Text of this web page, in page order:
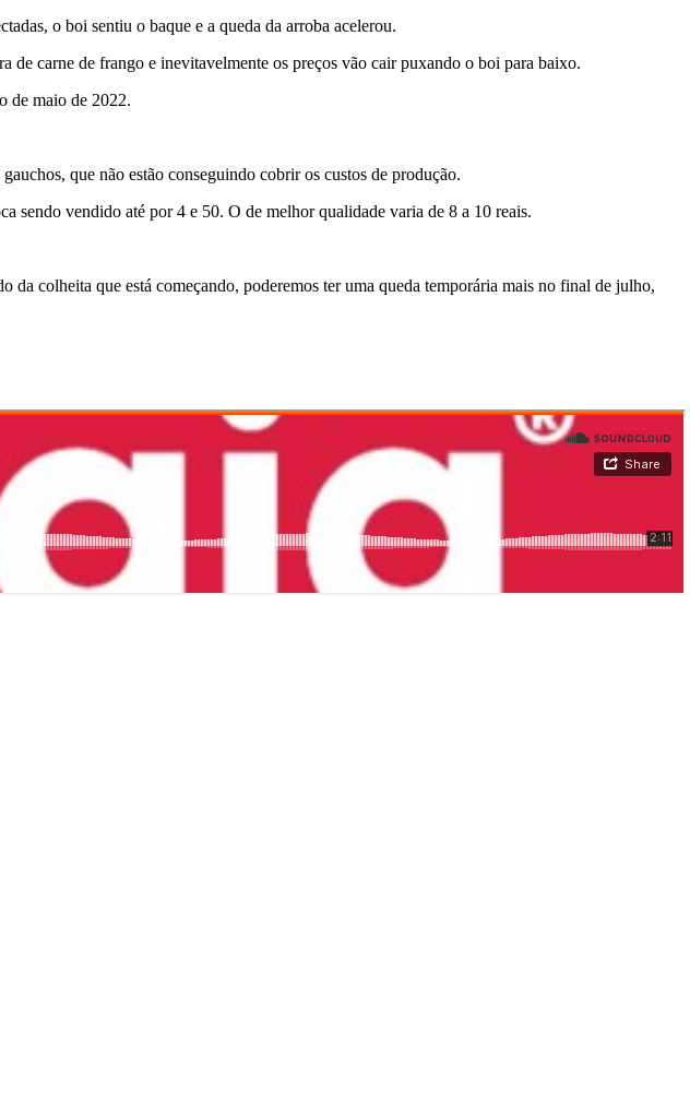
o boi sentiu o baque e a queda da arroba acelerou.
de carne de frango e inevitavelmente os preços vão cair puxando o boi para baixo.
de maio de 2022.
que não estão conseguindo cobrir os custos de produção.
sendo vendido até por 4 e 50. O de melhor qualidade varia de 8 a 10 reais.
colheita que está começando, poderemos ter uma queda temporária mais no final de julho,